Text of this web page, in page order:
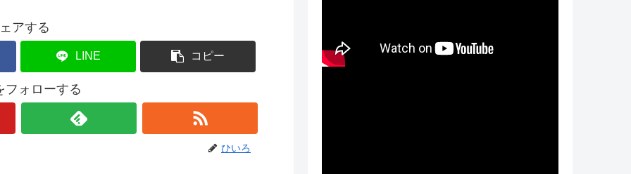
アする
LINE コピー
フォローする
ひいろ